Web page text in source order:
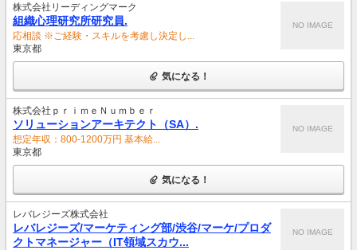
株式会社リーディングマーク
組織心理研究所研究員.
応相談 ※ご経験・スキルを考慮し決定し...
東京都
NO IMAGE
気になる！
株式会社ｐｒｉｍｅＮｕｍｂｅｒ
ソリューションアーキテクト（SA）.
想定年収：800-1200万円 基本給...
東京都
NO IMAGE
気になる！
レバレジーズ株式会社
レバレジーズ/マーケティング部/渋谷/マーケ/プロダ
クトマネージャー（IT領域スカウ...
NO IMAGE